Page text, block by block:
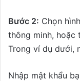
Bước 2: Chọn
thông minh, hoặc
Trong ví dụ dưới,
Nhập mật khẩu